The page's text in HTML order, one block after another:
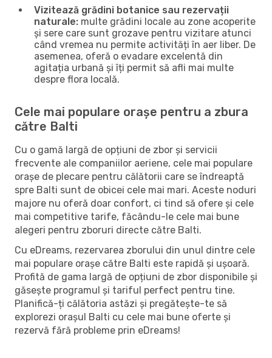
Vizitează grădini botanice sau rezervații
naturale: multe grădini locale au zone acoperite
și sere care sunt grozave pentru vizitare atunci
când vremea nu permite activități în aer liber. De
asemenea, oferă o evadare excelentă din
agitația urbană și îți permit să afli mai multe
despre flora locală.
Cele mai populare orașe pentru a zbura
către Balti
Cu o gamă largă de opțiuni de zbor și servicii
frecvente ale companiilor aeriene, cele mai populare
orașe de plecare pentru călătorii care se îndreaptă
spre Balti sunt de obicei cele mai mari. Aceste noduri
majore nu oferă doar confort, ci tind să ofere și cele
mai competitive tarife, făcându-le cele mai bune
alegeri pentru zboruri directe către Balti.
Cu eDreams, rezervarea zborului din unul dintre cele
mai populare orașe către Balti este rapidă și ușoară.
Profită de gama largă de opțiuni de zbor disponibile și
găsește programul și tariful perfect pentru tine.
Planifică-ți călătoria astăzi și pregătește-te să
explorezi orașul Balti cu cele mai bune oferte și
rezervă fără probleme prin eDreams!